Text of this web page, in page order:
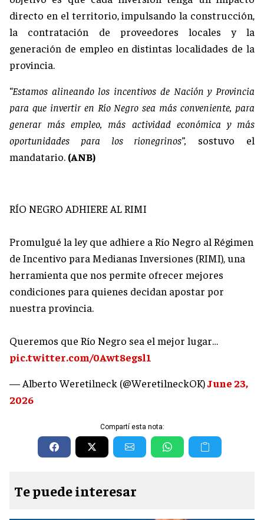
directo en el territorio, impulsando la construcción,
la contratación de proveedores locales y la
generación de empleo en distintas localidades de la
provincia.
“Estamos alineando los incentivos de Nación y Provincia
para que invertir en Río Negro sea más conveniente, para
generar más empleo, más actividad económica y más
oportunidades para los rionegrinos”, sostuvo el
mandatario. (ANB)
RÍO NEGRO ADHIERE AL RIMI
Promulgué la ley que adhiere a Río Negro al Régimen
de Incentivo para Medianas Inversiones (RIMI), una
herramienta que nos permite ofrecer mejores
condiciones para quienes decidan apostar por
nuestra provincia.
Queremos que Río Negro sea el mejor lugar…
pic.twitter.com/0Awt8egsl1
— Alberto Weretilneck (@WeretilneckOK)June 23,
2026
Compartí esta nota:
Te puede interesar